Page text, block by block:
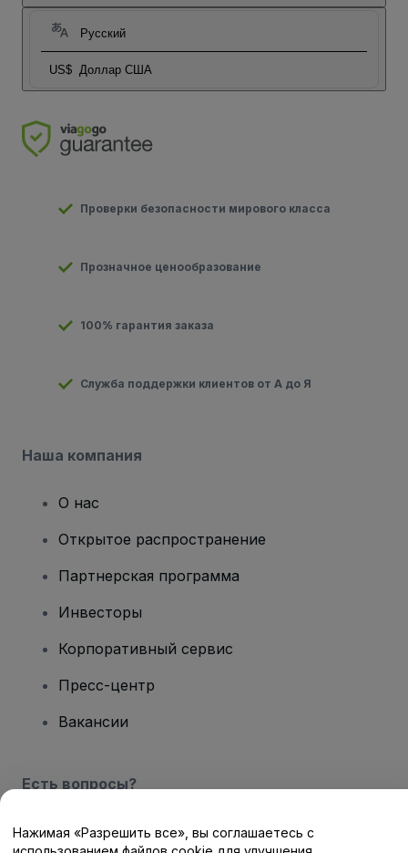
Русский
US$ Доллар США
Проверки безопасности мирового класса
Прозначное ценообразование
100% гарантия заказа
Служба поддержки клиентов от А до Я
Наша компания
О нас
Открытое распространение
Партнерская программа
Инвесторы
Корпоративный сервис
Пресс-центр
Вакансии
Есть вопросы?
Центр помощи / Свяжитесь с нами
Нажимая «Разрешить все», вы соглашаетесь с